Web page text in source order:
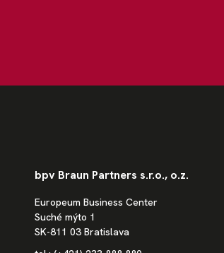
bpv Braun Partners s.r.o., o.z.
Europeum Business Center
Suché mýto 1
SK-811 03 Bratislava